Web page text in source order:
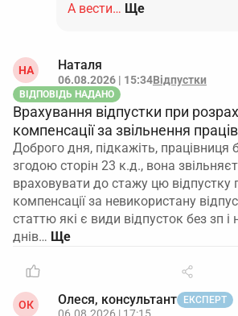
А вести… Ще
НА Наталя
06.08.2026 | 15:34Відпустки
ВІДПОВІДЬ НАДАНО
Врахування відпустки при
компенсації за звільнення
Доброго дня, підкажіть, працівниця
згодою сторін 23 к.д., вона
враховувати до стажу цю відпустку
компенсації за невикористану
статтю які є види відпусток без зп і
днів…
ОК Олеся, консультант ЕКСПЕРТ